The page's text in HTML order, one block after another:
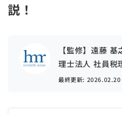
説！
【監修】遠藤
理士法人 社員税
最終更新: 2026.02.20